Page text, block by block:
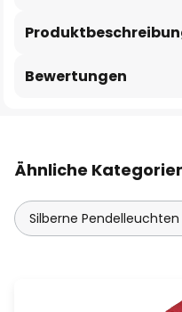
Bewertungen
Ähnliche
Silberne